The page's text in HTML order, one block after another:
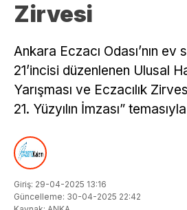
Zirvesi
Ankara Eczacı Odası’nın ev
21’incisi düzenlenen Ulusal
Yarışması ve Eczacılık
21. Yüzyılın İmzası”
Giriş: 29-04-2025 13:16
Güncelleme: 30-04-2025 22:42